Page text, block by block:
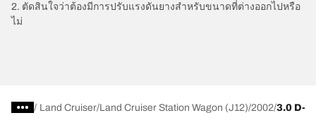
2. ตัดสินใจว่าต้องมีการปรับแรงดันยางสำหรับขนาดที่ต่างออกไปหรือ
ไม่
/ Land Cruiser Land Cruiser Station Wagon (J12) 2002 3.0 D-